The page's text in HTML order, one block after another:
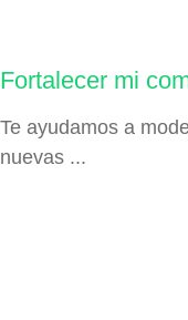
Fortalecer mi
Te ayudamos a
nuevas ...